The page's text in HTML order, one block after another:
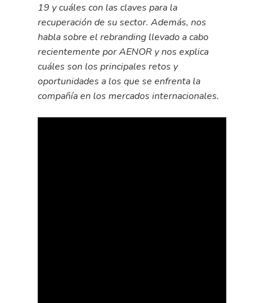
19 y cuáles con las claves para la
recuperación de su sector. Además, nos
habla sobre el rebranding llevado a cabo
recientemente por AENOR y nos explica
cuáles son los principales retos y
oportunidades a los que se enfrenta la
compañía en los mercados internacionales.